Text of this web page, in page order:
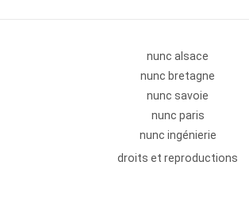
nunc alsace
nunc bretagne
nunc savoie
nunc paris
nunc ingénierie
droits et reproductions